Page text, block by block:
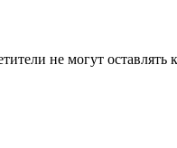
не могут